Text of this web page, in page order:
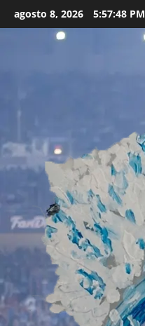
to
agosto 8, 2026 5:57:49 PM